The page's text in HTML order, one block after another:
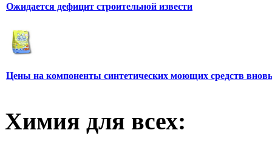
Ожидается дефицит строительной извести
Цены на компоненты синтетических моющих средств
Химия для всех: